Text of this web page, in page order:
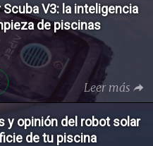
V3: la inteligencia
de piscinas
Leer más
y opinión del robot solar
de tu piscina